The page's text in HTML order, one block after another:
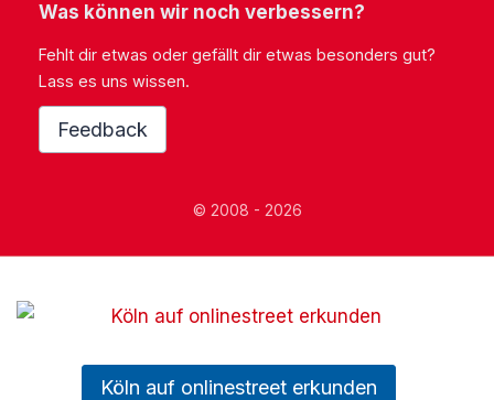
Was können wir noch verbessern?
Fehlt dir etwas oder gefällt dir etwas besonders gut?
Lass es uns wissen.
Feedback
© 2008 - 2026
Köln auf onlinestreet erkunden